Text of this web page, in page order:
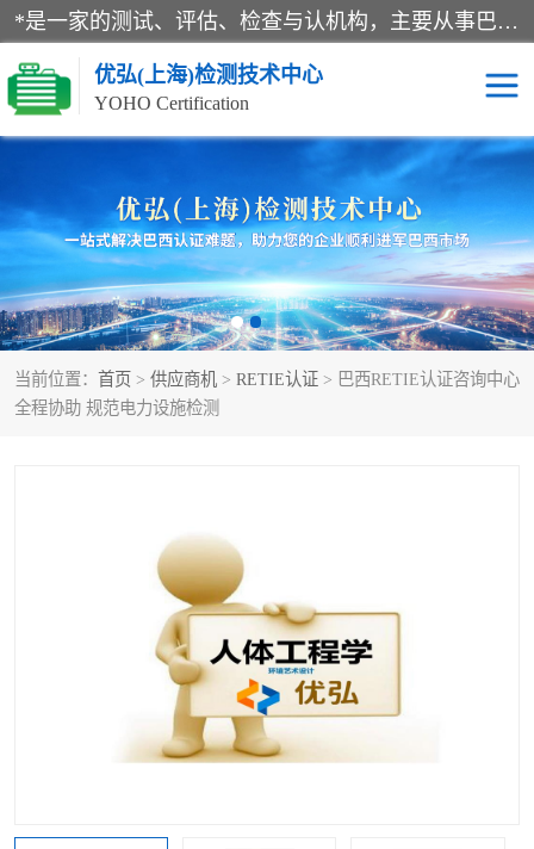
*是一家的测试、评估、检查与认机构，主要从事巴西NR10认证、NR12认证、NR13认证；ANATEL认证、INMTRO认证，欧盟CE认证：MD认证，PED认证，MID认证，ATEX认证，德国蓝色天使认证。
优弘(上海)检测技术中心
YOHO Certification
当前位置： 首页 > 供应商机 > RETIE认证 > 巴西RETIE认证咨询中心
全程协助 规范电力设施检测
RECYCLASS认证 NR10认证
NR12认证 NR13认证
ART认证 巴西NR认证
巴西认证 RETIE认证